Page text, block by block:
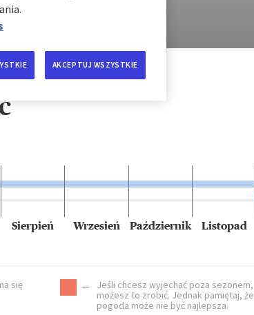
Sierpień Wrzesień Październik Listopad
się
Jeśli chcesz wyjechać poza sezonem,
możesz to zrobić. Jednak pamiętaj, że
pogoda może nie być najlepsza.
AKCEPTUJ WSZYSTKIE